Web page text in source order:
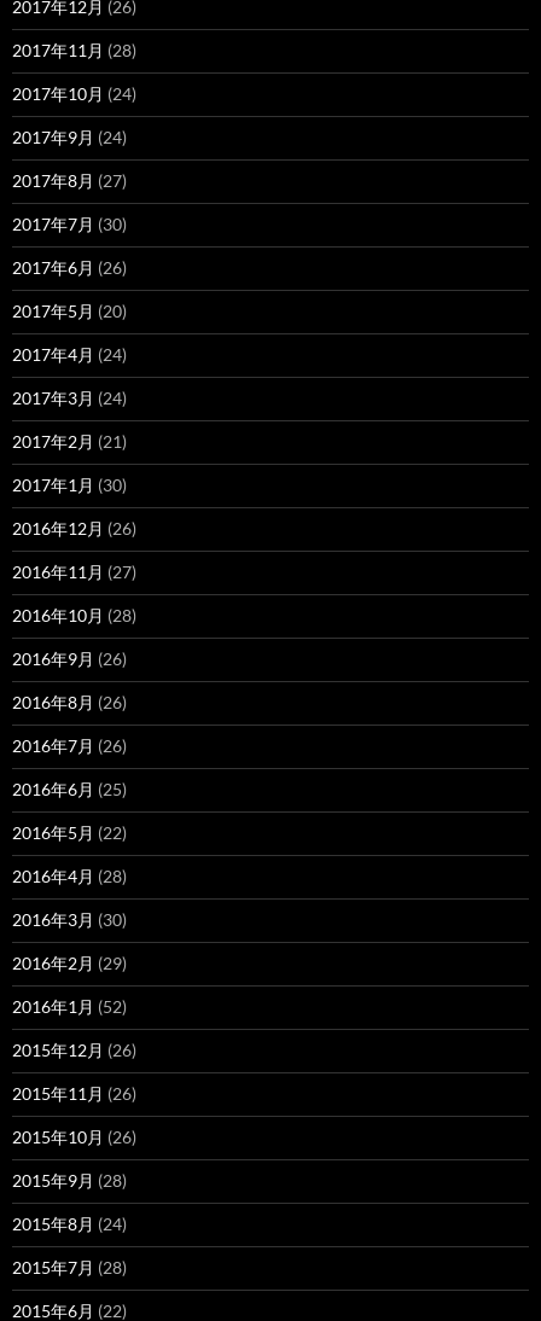
2017年12月 (26)
2017年11月 (28)
2017年10月 (24)
2017年9月 (24)
2017年8月 (27)
2017年7月 (30)
2017年6月 (26)
2017年5月 (20)
2017年4月 (24)
2017年3月 (24)
2017年2月 (21)
2017年1月 (30)
2016年12月 (26)
2016年11月 (27)
2016年10月 (28)
2016年9月 (26)
2016年8月 (26)
2016年7月 (26)
2016年6月 (25)
2016年5月 (22)
2016年4月 (28)
2016年3月 (30)
2016年2月 (29)
2016年1月 (52)
2015年12月 (26)
2015年11月 (26)
2015年10月 (26)
2015年9月 (28)
2015年8月 (24)
2015年7月 (28)
2015年6月 (22)